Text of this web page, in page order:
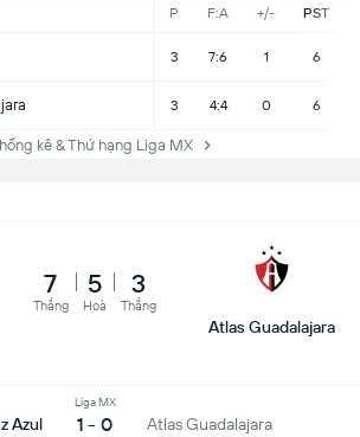
P F:A +/- PST
3 7:6 1 6
3 4:4 0 6
kê & Thứ hạng Liga MX
7
Thắng
5
Hoà
3
Thắng
Atlas Guadalajara
Azul
Liga MX
1 - 0 Atlas Guadalajara